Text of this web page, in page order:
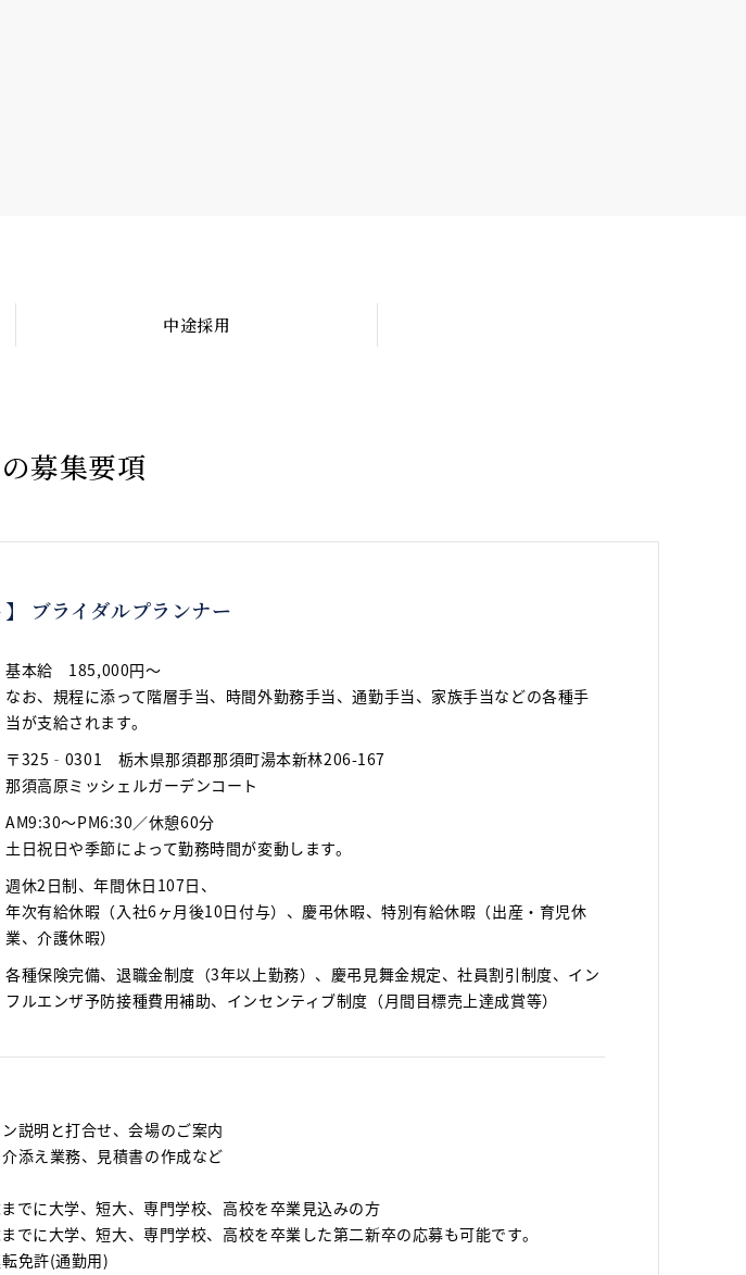
中途採用
の募集要項
ブライダルプランナー
基本給 185,000円～
なお、規程に添って階層手当、時間外勤務手当、通勤手当、家族手当などの各種手
当が支給されます。
〒325‐0301 栃木県那須郡那須町湯本新林206-167
那須高原ミッシェルガーデンコート
AM9:30～PM6:30／休憩60分
土日祝日や季節によって勤務時間が変動します。
週休2日制、年間休日107日、
年次有給休暇（入社6ヶ月後10日付与）、慶弔休暇、特別有給休暇（出産・育児休
業、介護休暇）
各種保険完備、退職金制度（3年以上勤務）、慶弔見舞金規定、社員割引制度、イン
フルエンザ予防接種費用補助、インセンティブ制度（月間目標売上達成賞等）
説明と打合せ、会場のご案内
添え業務、見積書の作成など
でに大学、短大、専門学校、高校を卒業見込みの方
でに大学、短大、専門学校、高校を卒業した第二新卒の応募も可能です。
免許(通勤用)